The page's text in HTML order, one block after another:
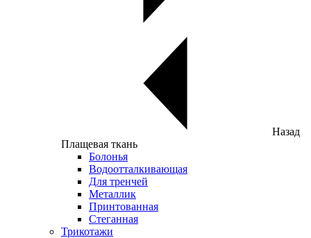
Назад
Плащевая ткань
Болонья
Водоотталкивающая
Для тренчей
Металлик
Принтованная
Стеганная
Трикотажи